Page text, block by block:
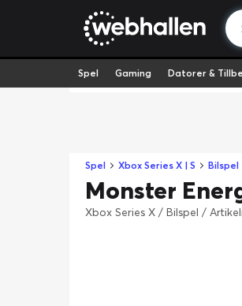
Spel Gaming Datorer &
Spel Xbox Series X | S Bilspel
Monster
Xbox Series X / Bilspel /